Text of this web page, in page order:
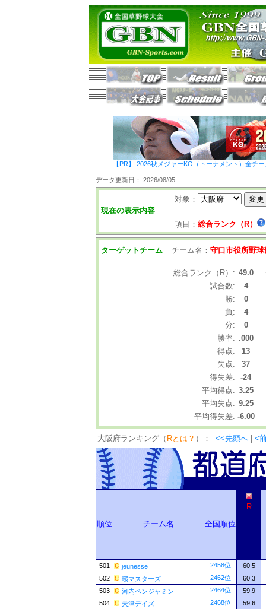
【PR】 2026秋メジャーKO（トーナメント）全チ
データ更新日： 2026/08/05
現在の表示内容
対象：
項目： 総合ランク（R）
ターゲットチーム チーム名： 守口市役所野球
総合ランク（R）: 49.0
試合数:
4
勝:
0
負:
4
分:
0
勝率: .000
得点:
13
失点:
37
得失差:
-24
平均得点: 3.25
平均失点: 9.25
平均得失差: -6.00
大阪府ランキング（ Rとは？ ）： <<先頭へ <
順位 チーム名 全国順位
R
501 jeunesse 2458位
60.5
502
畷マスターズ 2462位
60.3
503
河内ベンジャミン 2464位
59.9
504
天津デイズ 2468位
59.6